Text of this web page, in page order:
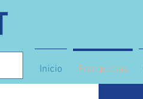
Inicio Franquicias